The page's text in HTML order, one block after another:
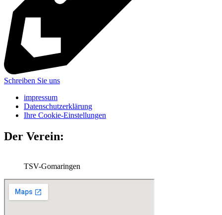
Schreiben Sie uns
impressum
Datenschutzerklärung
Ihre Cookie-Einstellungen
Der Verein:
TSV-Gomaringen